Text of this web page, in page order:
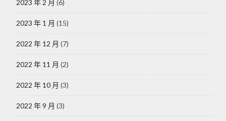
2023 年 2 月 (6)
2023 年 1 月 (15)
2022 年 12 月 (7)
2022 年 11 月 (2)
2022 年 10 月 (3)
2022 年 9 月 (3)